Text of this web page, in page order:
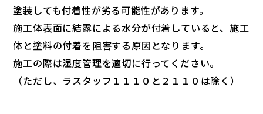
塗装しても付着性が劣る可能性があります。
施工体表面に結露による水分が付着していると、施工
体と塗料の付着を阻害する原因となります。
施工の際は湿度管理を適切に行ってください。
（ただし、ラスタッフ１１１０と２１１０は除く）